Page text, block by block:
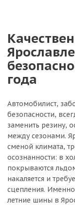
года
Автомобилист,
безопасности,
заменить резину,
между сезонами.
сменой климата,
осознанности: в
покрываются
накаляется и
сцепления.
летние шины в